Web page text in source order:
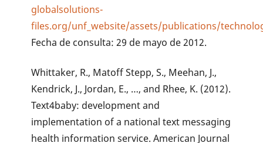
globalsolutions-
files.org/unf_website/assets/publications/
Fecha de consulta: 29 de mayo de 2012.
Whittaker, R., Matoff Stepp, S., Meehan, J.,
Kendrick, J., Jordan, E., …, and Rhee, K. (2012).
Text4baby: development and
implementation of a national text messaging
health information service. American Journal